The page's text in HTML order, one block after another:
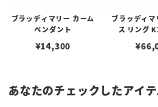
ブラッディマリー カーム
ペンダント
¥14,300
ブラッディマ
ス リング
¥
あなたのチェックしたアイ